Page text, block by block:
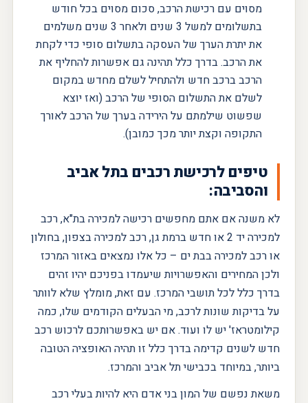
מסוים עם רכישת הרכב, סכום מסוים בכל חודש
בתשלומים למשל 3 שנים ולאחר 3 שנים משלמים
את יתרת הערך של העסקה בתשלום סופי כדי לקחת
את הרכב. בדרך כלל תהינה גם אפשרות להחליף את
הרכב ברכב חדש ולהתחיל לשלם מחדש במקום
לשלם את התשלום הסופי של הרכב (ואז יוצא
שפשוט שילמתם על הירידה בערך של הרכב לאורך
התקופה וקצת יותר מכך כמובן).
טיפים לרכישת רכבים בתל אביב
והסביבה:
לא משנה אם אתם מחפשים רכישה למכירה בת"א, רכב
למכירה יד 2 או חדש ברמת גן, רכב למכירה בצפון, בחולון
או רכב למכירה בבת ים – כל אלו נמצאים באזור המרכז
ולכן המחירים והאפשרויות שיעמדו בפניכם יהיו זהים
בדרך כלל לכל תושבי המרכז. עם זאת, מומלץ שלא לוותר
על בדיקות שונות לרכב, מי הבעלים הקודמים שלו, כמה
קילומטראז' יש לו ועוד. אם יש באפשרותכם לרכוש רכב
חדש לשנים קדימה בדרך כלל זו תהיה האופציה הטובה
ביותר, במיוחד בכבישי תל אביב והמרכז.
משאת נפשם של המון בני אדם היא להיות בעלי רכב